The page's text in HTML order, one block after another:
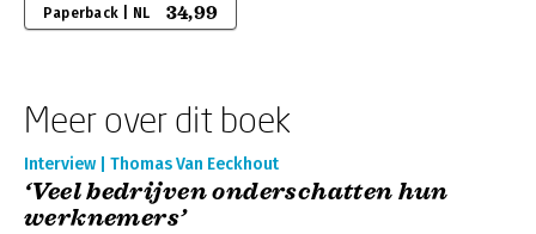
Paperback | NL 34,99
Meer over dit boek
Interview | Thomas Van Eeckhout
‘Veel bedrijven onderschatten hun
werknemers’